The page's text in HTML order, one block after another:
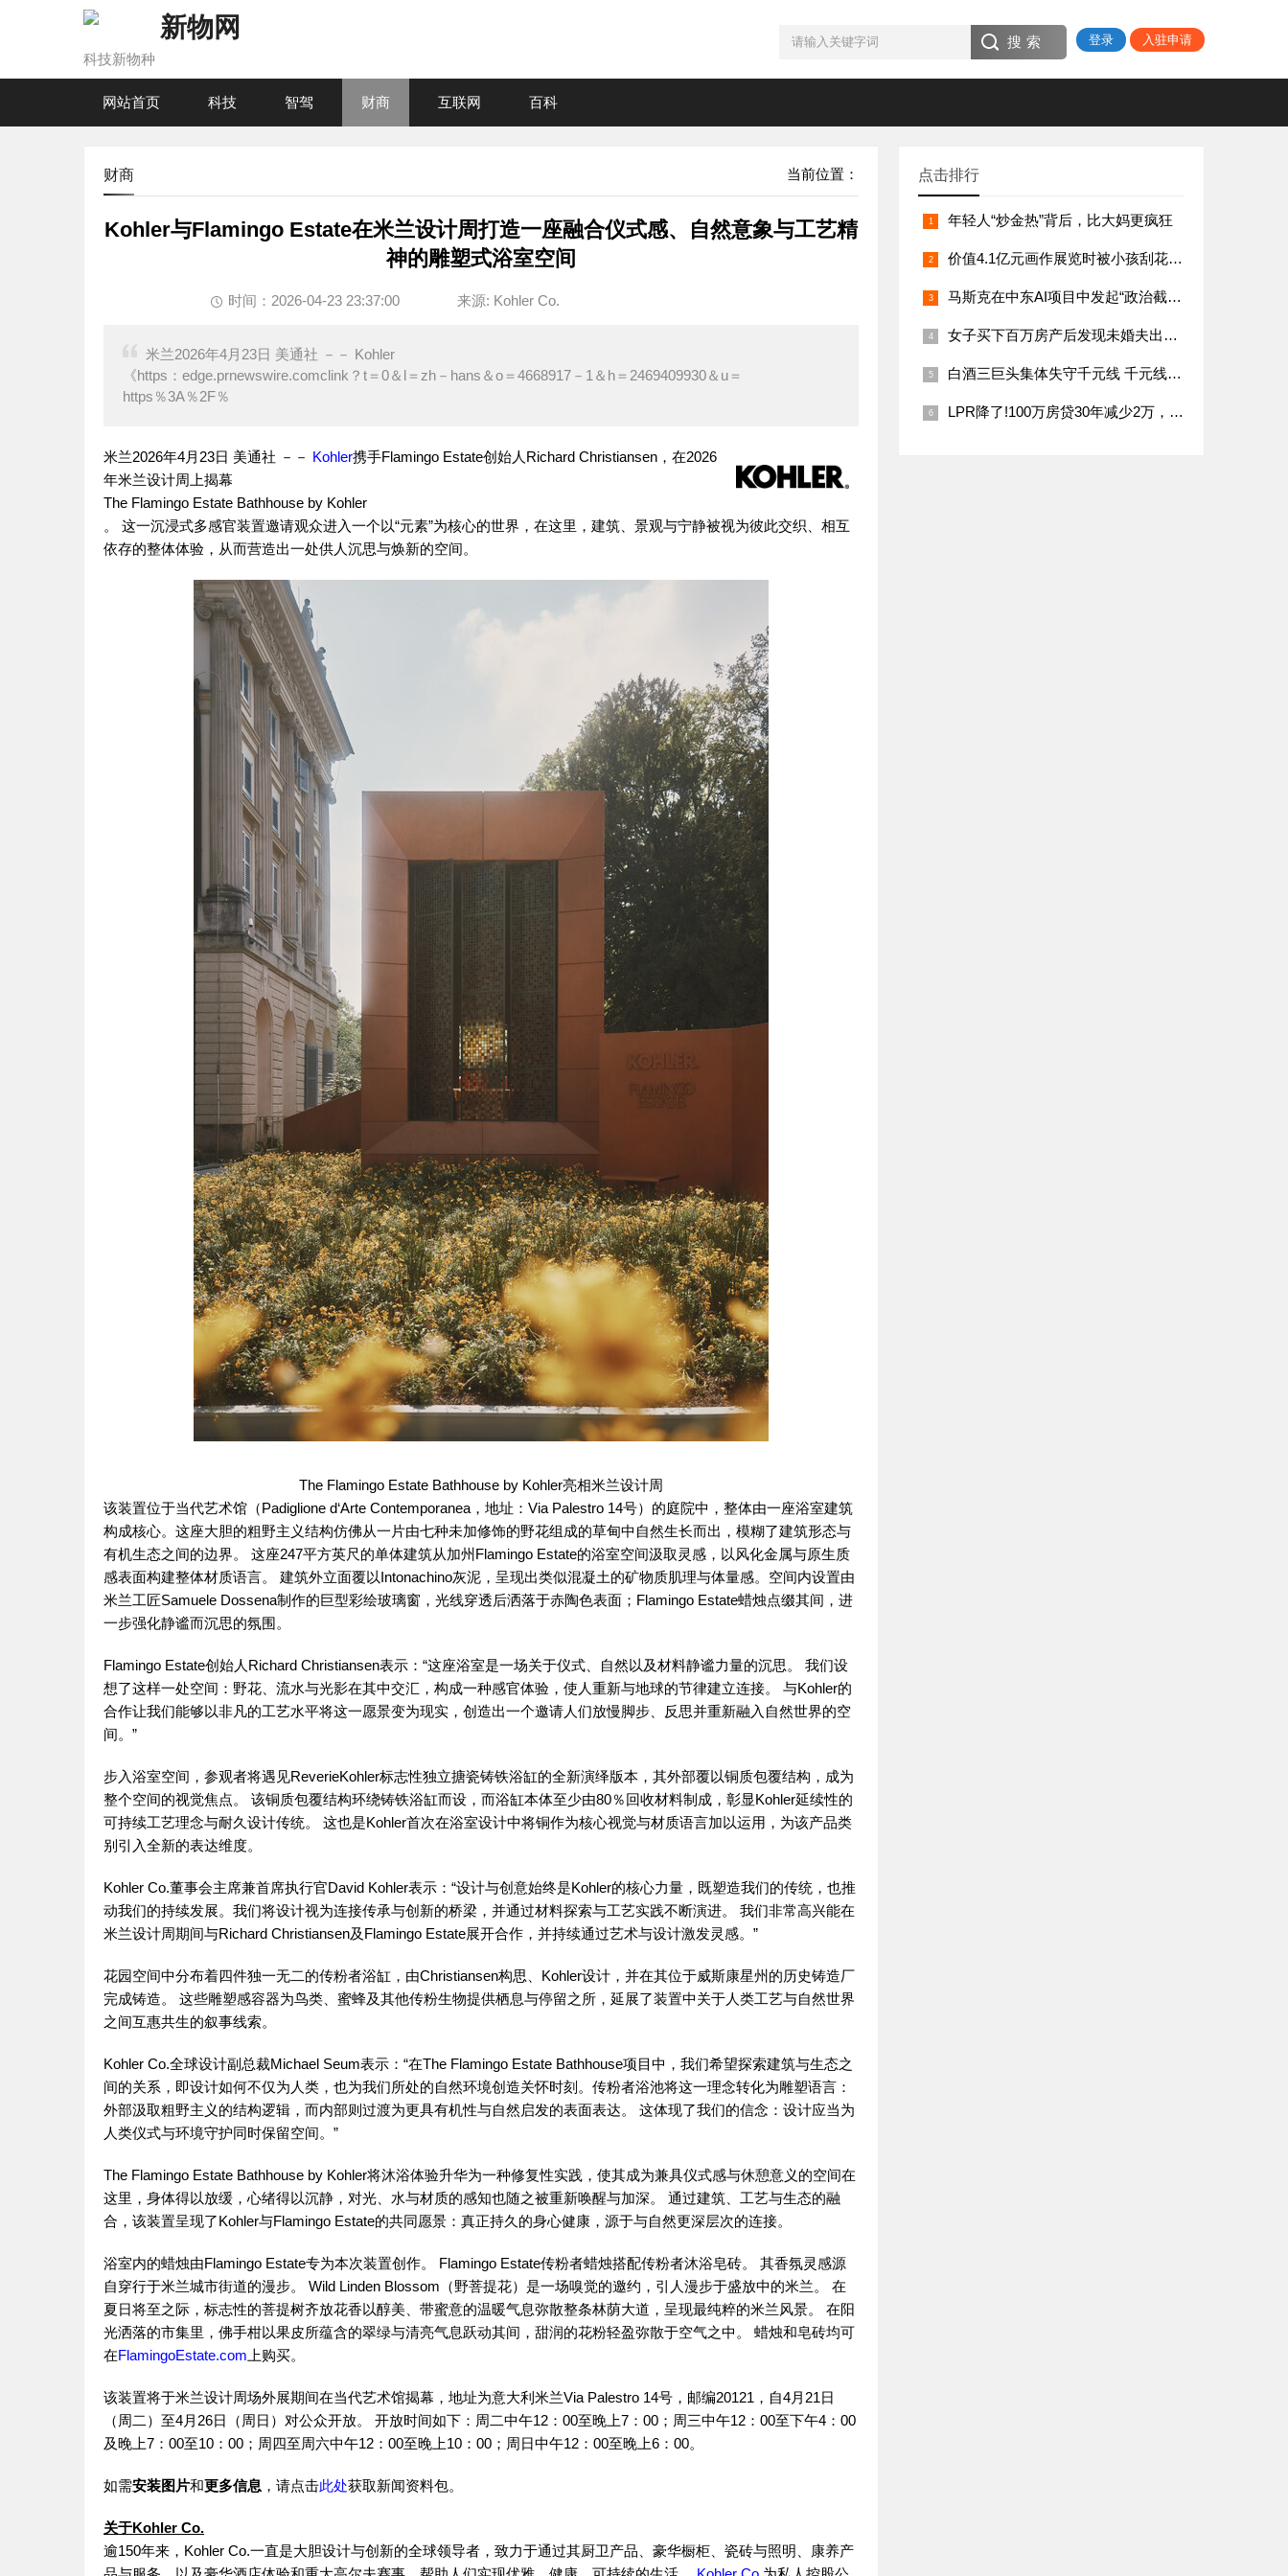
登录 入驻申请
新物网
科技新物种
网站首页 科技 智驾 财商 互联网 百科
当前位置：
财商
Kohler与Flamingo Estate在米兰设计周打造一座融合仪式感、自然意象与工艺精
神的雕塑式浴室空间
时间：2026-04-23 23:37:00 来源: Kohler Co.
米兰2026年4月23日 美通社 －－ Kohler
《https：edge.prnewswire.comclink？t＝0＆l＝zh－hans＆o＝4668917－1＆h＝2469409930＆u＝
https％3A％2F％
米兰2026年4月23日 美通社 －－ Kohler携手Flamingo Estate创始人Richard Christiansen，在2026
年米兰设计周上揭幕
The Flamingo Estate Bathhouse by Kohler
。 这一沉浸式多感官装置邀请观众进入一个以“元素”为核心的世界，在这里，建筑、景观与宁静被视为彼此交织、相互
依存的整体体验，从而营造出一处供人沉思与焕新的空间。
The Flamingo Estate Bathhouse by Kohler亮相米兰设计周
该装置位于当代艺术馆（Padiglione d‘Arte Contemporanea，地址：Via Palestro 14号）的庭院中，整体由一座浴室建筑
构成核心。这座大胆的粗野主义结构仿佛从一片由七种未加修饰的野花组成的草甸中自然生长而出，模糊了建筑形态与
有机生态之间的边界。 这座247平方英尺的单体建筑从加州Flamingo Estate的浴室空间汲取灵感，以风化金属与原生质
感表面构建整体材质语言。 建筑外立面覆以Intonachino灰泥，呈现出类似混凝土的矿物质肌理与体量感。空间内设置由
米兰工匠Samuele Dossena制作的巨型彩绘玻璃窗，光线穿透后洒落于赤陶色表面；Flamingo Estate蜡烛点缀其间，进
一步强化静谧而沉思的氛围。
Flamingo Estate创始人Richard Christiansen表示：“这座浴室是一场关于仪式、自然以及材料静谧力量的沉思。 我们设
想了这样一处空间：野花、流水与光影在其中交汇，构成一种感官体验，使人重新与地球的节律建立连接。 与Kohler的
合作让我们能够以非凡的工艺水平将这一愿景变为现实，创造出一个邀请人们放慢脚步、反思并重新融入自然世界的空
间。”
步入浴室空间，参观者将遇见ReverieKohler标志性独立搪瓷铸铁浴缸的全新演绎版本，其外部覆以铜质包覆结构，成为
整个空间的视觉焦点。 该铜质包覆结构环绕铸铁浴缸而设，而浴缸本体至少由80％回收材料制成，彰显Kohler延续性的
可持续工艺理念与耐久设计传统。 这也是Kohler首次在浴室设计中将铜作为核心视觉与材质语言加以运用，为该产品类
别引入全新的表达维度。
Kohler Co.董事会主席兼首席执行官David Kohler表示：“设计与创意始终是Kohler的核心力量，既塑造我们的传统，也推
动我们的持续发展。我们将设计视为连接传承与创新的桥梁，并通过材料探索与工艺实践不断演进。 我们非常高兴能在
米兰设计周期间与Richard Christiansen及Flamingo Estate展开合作，并持续通过艺术与设计激发灵感。”
花园空间中分布着四件独一无二的传粉者浴缸，由Christiansen构思、Kohler设计，并在其位于威斯康星州的历史铸造厂
完成铸造。 这些雕塑感容器为鸟类、蜜蜂及其他传粉生物提供栖息与停留之所，延展了装置中关于人类工艺与自然世界
之间互惠共生的叙事线索。
Kohler Co.全球设计副总裁Michael Seum表示：“在The Flamingo Estate Bathhouse项目中，我们希望探索建筑与生态之
间的关系，即设计如何不仅为人类，也为我们所处的自然环境创造关怀时刻。传粉者浴池将这一理念转化为雕塑语言：
外部汲取粗野主义的结构逻辑，而内部则过渡为更具有机性与自然启发的表面表达。 这体现了我们的信念：设计应当为
人类仪式与环境守护同时保留空间。”
The Flamingo Estate Bathhouse by Kohler将沐浴体验升华为一种修复性实践，使其成为兼具仪式感与休憩意义的空间在
这里，身体得以放缓，心绪得以沉静，对光、水与材质的感知也随之被重新唤醒与加深。 通过建筑、工艺与生态的融
合，该装置呈现了Kohler与Flamingo Estate的共同愿景：真正持久的身心健康，源于与自然更深层次的连接。
浴室内的蜡烛由Flamingo Estate专为本次装置创作。 Flamingo Estate传粉者蜡烛搭配传粉者沐浴皂砖。 其香氛灵感源
自穿行于米兰城市街道的漫步。 Wild Linden Blossom（野菩提花）是一场嗅觉的邀约，引人漫步于盛放中的米兰。 在
夏日将至之际，标志性的菩提树齐放花香以醇美、带蜜意的温暖气息弥散整条林荫大道，呈现最纯粹的米兰风景。 在阳
光洒落的市集里，佛手柑以果皮所蕴含的翠绿与清亮气息跃动其间，甜润的花粉轻盈弥散于空气之中。 蜡烛和皂砖均可
在FlamingoEstate.com 上购买。
该装置将于米兰设计周场外展期间在当代艺术馆揭幕，地址为意大利米兰Via Palestro 14号，邮编20121，自4月21日
（周二）至4月26日（周日）对公众开放。 开放时间如下：周二中午12：00至晚上7：00；周三中午12：00至下午4：00
及晚上7：00至10：00；周四至周六中午12：00至晚上10：00；周日中午12：00至晚上6：00。
如需安装图片和更多信息 ，请点击此处获取新闻资料包。
关于Kohler Co.
逾150年来，Kohler Co.一直是大胆设计与创新的全球领导者，致力于通过其厨卫产品、豪华橱柜、瓷砖与照明、康养产
点击排行
年轻人“炒金热”背后，比大妈更疯狂
价值4.1亿元画作展览时被小孩刮花，作品为栗色上的灰橙8号
马斯克在中东AI项目中发起“政治截胡”，xAI公司寻求加入阿联酋数十亿美元计划
女子买下百万房产后发现未婚夫出轨，法官这样判
白酒三巨头集体失守千元线 千元线更难守
LPR降了!100万房贷30年减少2万，市场影响几何？